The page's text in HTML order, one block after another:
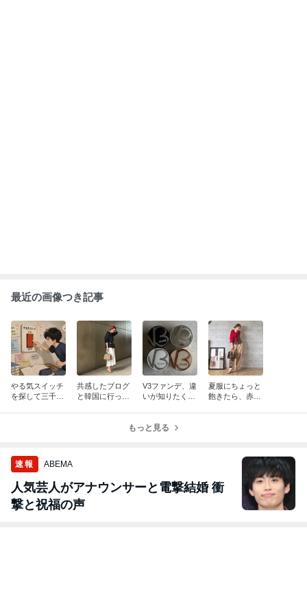
最近の画像つき記事
やる気スイッチ
を探して三千
共感したブログ
と韓国に行った
V3ファンデ、違
いが知りたくて
夏服にちょっと
飽きたら、赤！
もっと見る
速報 ABEMA
人気芸人がアナウンサーと電撃結婚 衝
撃と祝福の声